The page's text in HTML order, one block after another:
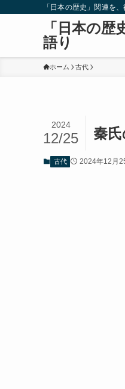
「日本の歴史」関連を、
「日本の
語り
ホーム 古代
秦
2024
12/25
古代 2024年12月